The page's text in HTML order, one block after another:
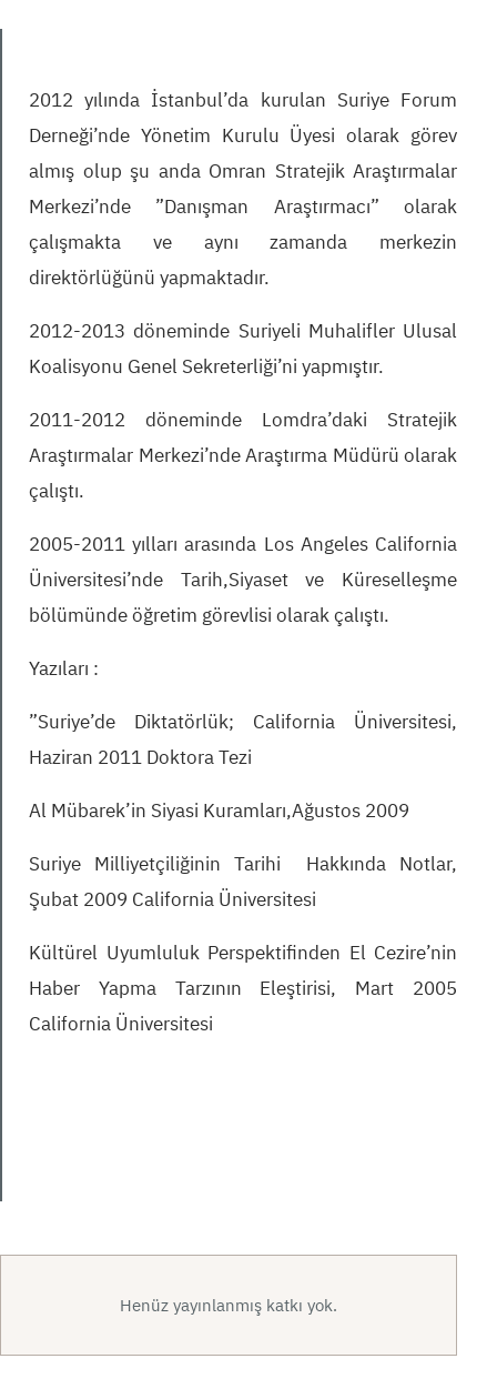
2012 yılında İstanbul’da kurulan Suriye Forum
Derneği’nde Yönetim Kurulu Üyesi olarak görev
almış olup şu anda Omran Stratejik Araştırmalar
Merkezi’nde ”Danışman Araştırmacı” olarak
çalışmakta ve aynı zamanda merkezin
direktörlüğünü yapmaktadır.
2012-2013 döneminde Suriyeli Muhalifler Ulusal
Koalisyonu Genel Sekreterliği’ni yapmıştır.
2011-2012 döneminde Lomdra’daki Stratejik
Araştırmalar Merkezi’nde Araştırma Müdürü olarak
çalıştı.
2005-2011 yılları arasında Los Angeles California
Üniversitesi’nde Tarih,Siyaset ve Küreselleşme
bölümünde öğretim görevlisi olarak çalıştı.
Yazıları :
”Suriye’de Diktatörlük; California Üniversitesi,
Haziran 2011 Doktora Tezi
Al Mübarek’in Siyasi Kuramları,Ağustos 2009
Suriye Milliyetçiliğinin Tarihi Hakkında Notlar,
Şubat 2009 California Üniversitesi
Kültürel Uyumluluk Perspektifinden El Cezire’nin
Haber Yapma Tarzının Eleştirisi, Mart 2005
California Üniversitesi
Henüz yayınlanmış katkı yok.